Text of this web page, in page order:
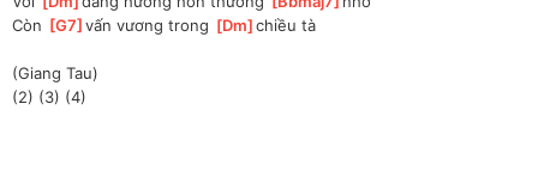
Còn [G7 ]
vấn vương trong [Dm ]
chiều tà
(Giang Tau)
(2) (3) (4)